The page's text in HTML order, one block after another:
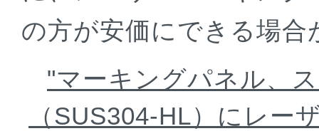
の方が安価にできる場合
"マーキングパネル、
（SUS304-HL）にレー